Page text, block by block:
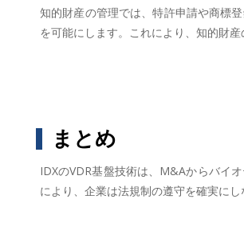
知的財産の管理では、特許申請や商標
を可能にします。これにより、知的財
まとめ
IDXのVDR基盤技術は、M&Aからバイ
により、企業は法規制の遵守を確実に